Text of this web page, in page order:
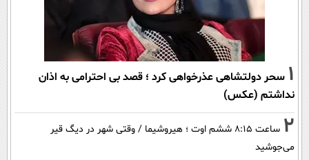
1 سحر دولتشاهی عذرخواهی کرد ؛ قصد بی احترامی به اذان
نداشتم (عکس)
2
ساعت ۸:۱۵ ششم اوت ؛ هیروشیما / وقتی شهر در دیگ قیر
می‌جوشید